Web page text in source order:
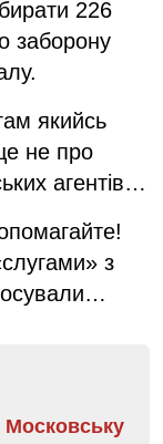
226
заборону
якийсь
не про
агентів…
з